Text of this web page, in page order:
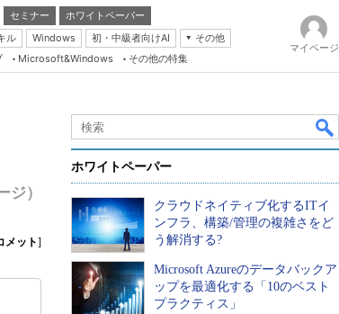
セミナー
ホワイトペーパー
ル Windows 初・中級者向けAI
その他
Server & Storage
Database Expert
Linux ＆ OSS
Master of IP Network
Microsoft&Windows その他の特集
マイページ
ジ）
メット]
ホワイトペーパー
クラウドネイティブ化するITイ
ンフラ、構築/管理の複雑さをど
う解消する?
Microsoft Azureのデータバックア
ップを最適化する「10のベスト
プラクティス」